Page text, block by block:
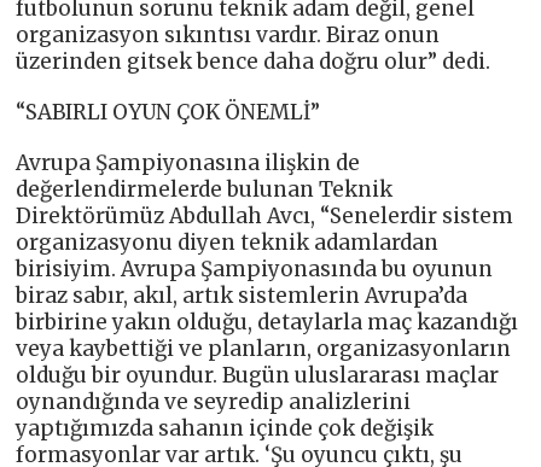
futbolunun sorunu teknik adam değil, genel
organizasyon sıkıntısı vardır. Biraz onun
üzerinden gitsek bence daha doğru olur” dedi.
“SABIRLI OYUN ÇOK ÖNEMLİ”
Avrupa Şampiyonasına ilişkin de
değerlendirmelerde bulunan Teknik
Direktörümüz Abdullah Avcı, “Senelerdir sistem
organizasyonu diyen teknik adamlardan
birisiyim. Avrupa Şampiyonasında bu oyunun
biraz sabır, akıl, artık sistemlerin Avrupa’da
birbirine yakın olduğu, detaylarla maç kazandığı
veya kaybettiği ve planların, organizasyonların
olduğu bir oyundur. Bugün uluslararası maçlar
oynandığında ve seyredip analizlerini
yaptığımızda sahanın içinde çok değişik
formasyonlar var artık. ‘Şu oyuncu çıktı, şu